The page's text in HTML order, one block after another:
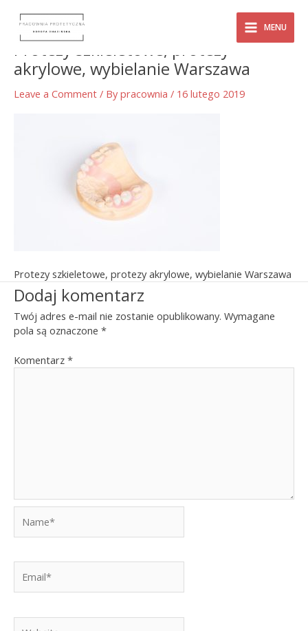
content
Main
Menu
MENU
Protezy szkieletowe, protezy
akrylowe, wybielanie Warszawa
Leave a Comment / By pracownia / 16 lutego 2019
Protezy szkieletowe, protezy akrylowe, wybielanie Warszawa
Dodaj komentarz
Twój adres e-mail nie zostanie opublikowany. Wymagane
pola są oznaczone *
Komentarz *